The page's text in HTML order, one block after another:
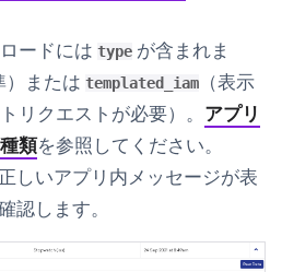
ードには type が含まれま
）または templated_iam
（表示
リクエストが必要）。 アプリ
類を参照してください。
しいアプリ内メッセージが表
認します。